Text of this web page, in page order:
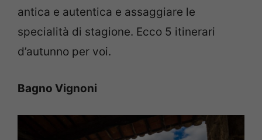
antica e autentica e assaggiare le
specialità di stagione. Ecco 5 itinerari
d’autunno per voi.
Bagno Vignoni